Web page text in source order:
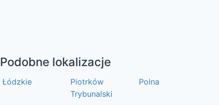
Podobne lokalizacje
Łódzkie
Piotrków
Trybunalski
Polna